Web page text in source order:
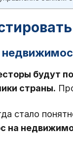
будут
страны.
стало
на